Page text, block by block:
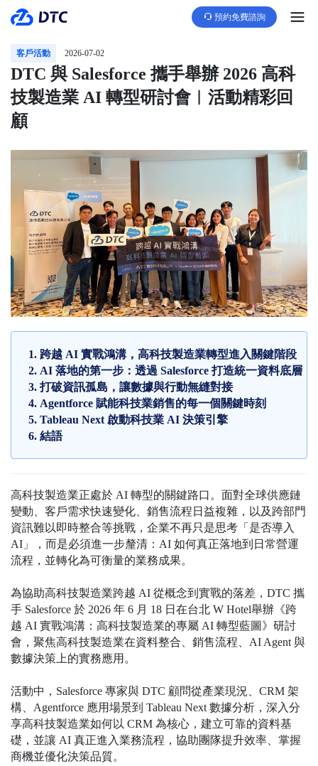
預約免費諮詢
客戶活動 2026-07-02
DTC 與 Salesforce 攜手舉辦 2026 高科
技製造業 AI 轉型研討會︱活動精彩回
顧
跨越 AI 實戰鴻溝，高科技製造業轉型進入關鍵階段
AI 落地的第一步：透過 Salesforce 打造統一資料底層
打破資訊孤島，讓數據與行動無縫對接
Agentforce 賦能科技業銷售的每一個關鍵時刻
Tableau Next 啟動科技業 AI 決策引擎
結語
高科技製造業正處於 AI 轉型的關鍵路口。面對全球供應鏈
變動、客戶需求快速變化、銷售流程日益複雜，以及跨部門
資訊難以即時整合等挑戰，企業不再只是思考「是否導入
AI」，而是必須進一步釐清：AI 如何真正落地到日常營運
流程，並轉化為可衡量的業務成果。
為協助高科技製造業跨越 AI 從概念到實戰的落差，DTC 攜
手 Salesforce 於 2026 年 6 月 18 日在台北 W Hotel舉辦《跨
越 AI 實戰鴻溝：高科技製造業的專屬 AI 轉型藍圖》研討
會，聚焦高科技製造業在資料整合、銷售流程、AI Agent 與
數據決策上的實務應用。
活動中，Salesforce 專家與 DTC 顧問從產業現況、CRM 架
構、Agentforce 應用場景到 Tableau Next 數據分析，深入分
享高科技製造業如何以 CRM 為核心，建立可靠的資料基
礎，並讓 AI 真正進入業務流程，協助團隊提升效率、掌握
商機並優化決策品質。